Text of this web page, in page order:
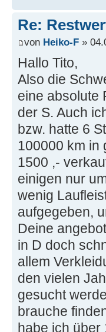
Re:
von Heiko-F »
Hallo Tito,
Also die
eine absolute
der S. Auch
bzw. hatte 6
100000 km in
1500 ,-
einigen nur
wenig
aufgegeben,
Deine
in D doch
allem
den vielen
gesucht
brauche
habe ich